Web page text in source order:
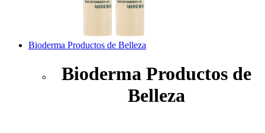
Bioderma Productos de Belleza
Bioderma Productos de
Belleza